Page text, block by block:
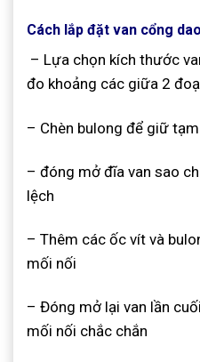
Cách lắp đặt van cổng
– Lựa chọn kích thước
đo khoảng các giữa 2
– Chèn bulong để giữ
– đóng mở đĩa van sao
lệch
– Thêm các ốc vít và
mối nối
– Đóng mở lại van lần
mối nối chắc chắn